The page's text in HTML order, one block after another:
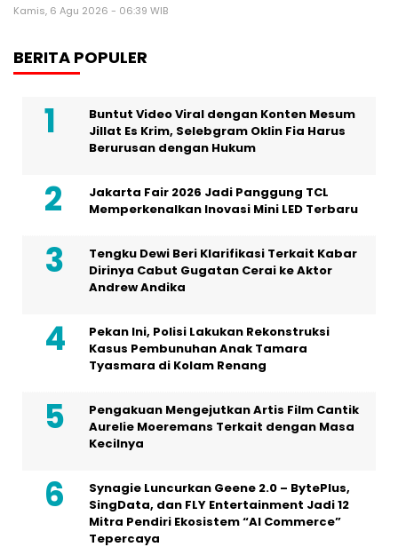
Kamis, 6 Agu 2026 - 06:39 WIB
BERITA POPULER
Buntut Video Viral dengan Konten Mesum
Jillat Es Krim, Selebgram Oklin Fia Harus
Berurusan dengan Hukum
Jakarta Fair 2026 Jadi Panggung TCL
Memperkenalkan Inovasi Mini LED Terbaru
Tengku Dewi Beri Klarifikasi Terkait Kabar
Dirinya Cabut Gugatan Cerai ke Aktor
Andrew Andika
Pekan Ini, Polisi Lakukan Rekonstruksi
Kasus Pembunuhan Anak Tamara
Tyasmara di Kolam Renang
Pengakuan Mengejutkan Artis Film Cantik
Aurelie Moeremans Terkait dengan Masa
Kecilnya
Synagie Luncurkan Geene 2.0 – BytePlus,
SingData, dan FLY Entertainment Jadi 12
Mitra Pendiri Ekosistem “AI Commerce”
Tepercaya